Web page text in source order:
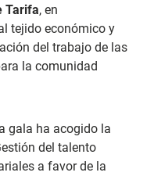
Tarifa, en
tejido económico y
del trabajo de las
la comunidad
gala ha acogido la
del talento
a favor de la